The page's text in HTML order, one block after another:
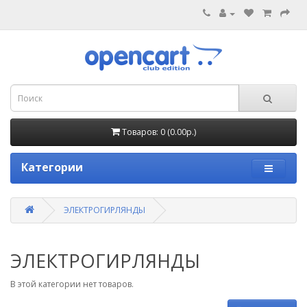
Товаров: 0 (0.00р.)
Категории
ЭЛЕКТРОГИРЛЯНДЫ
ЭЛЕКТРОГИРЛЯНДЫ
В этой категории нет товаров.